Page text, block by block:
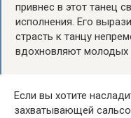
привнес в этот танец
исполнения. Его
страсть к танцу
вдохновляют молодых
Если вы хотите
захватывающей